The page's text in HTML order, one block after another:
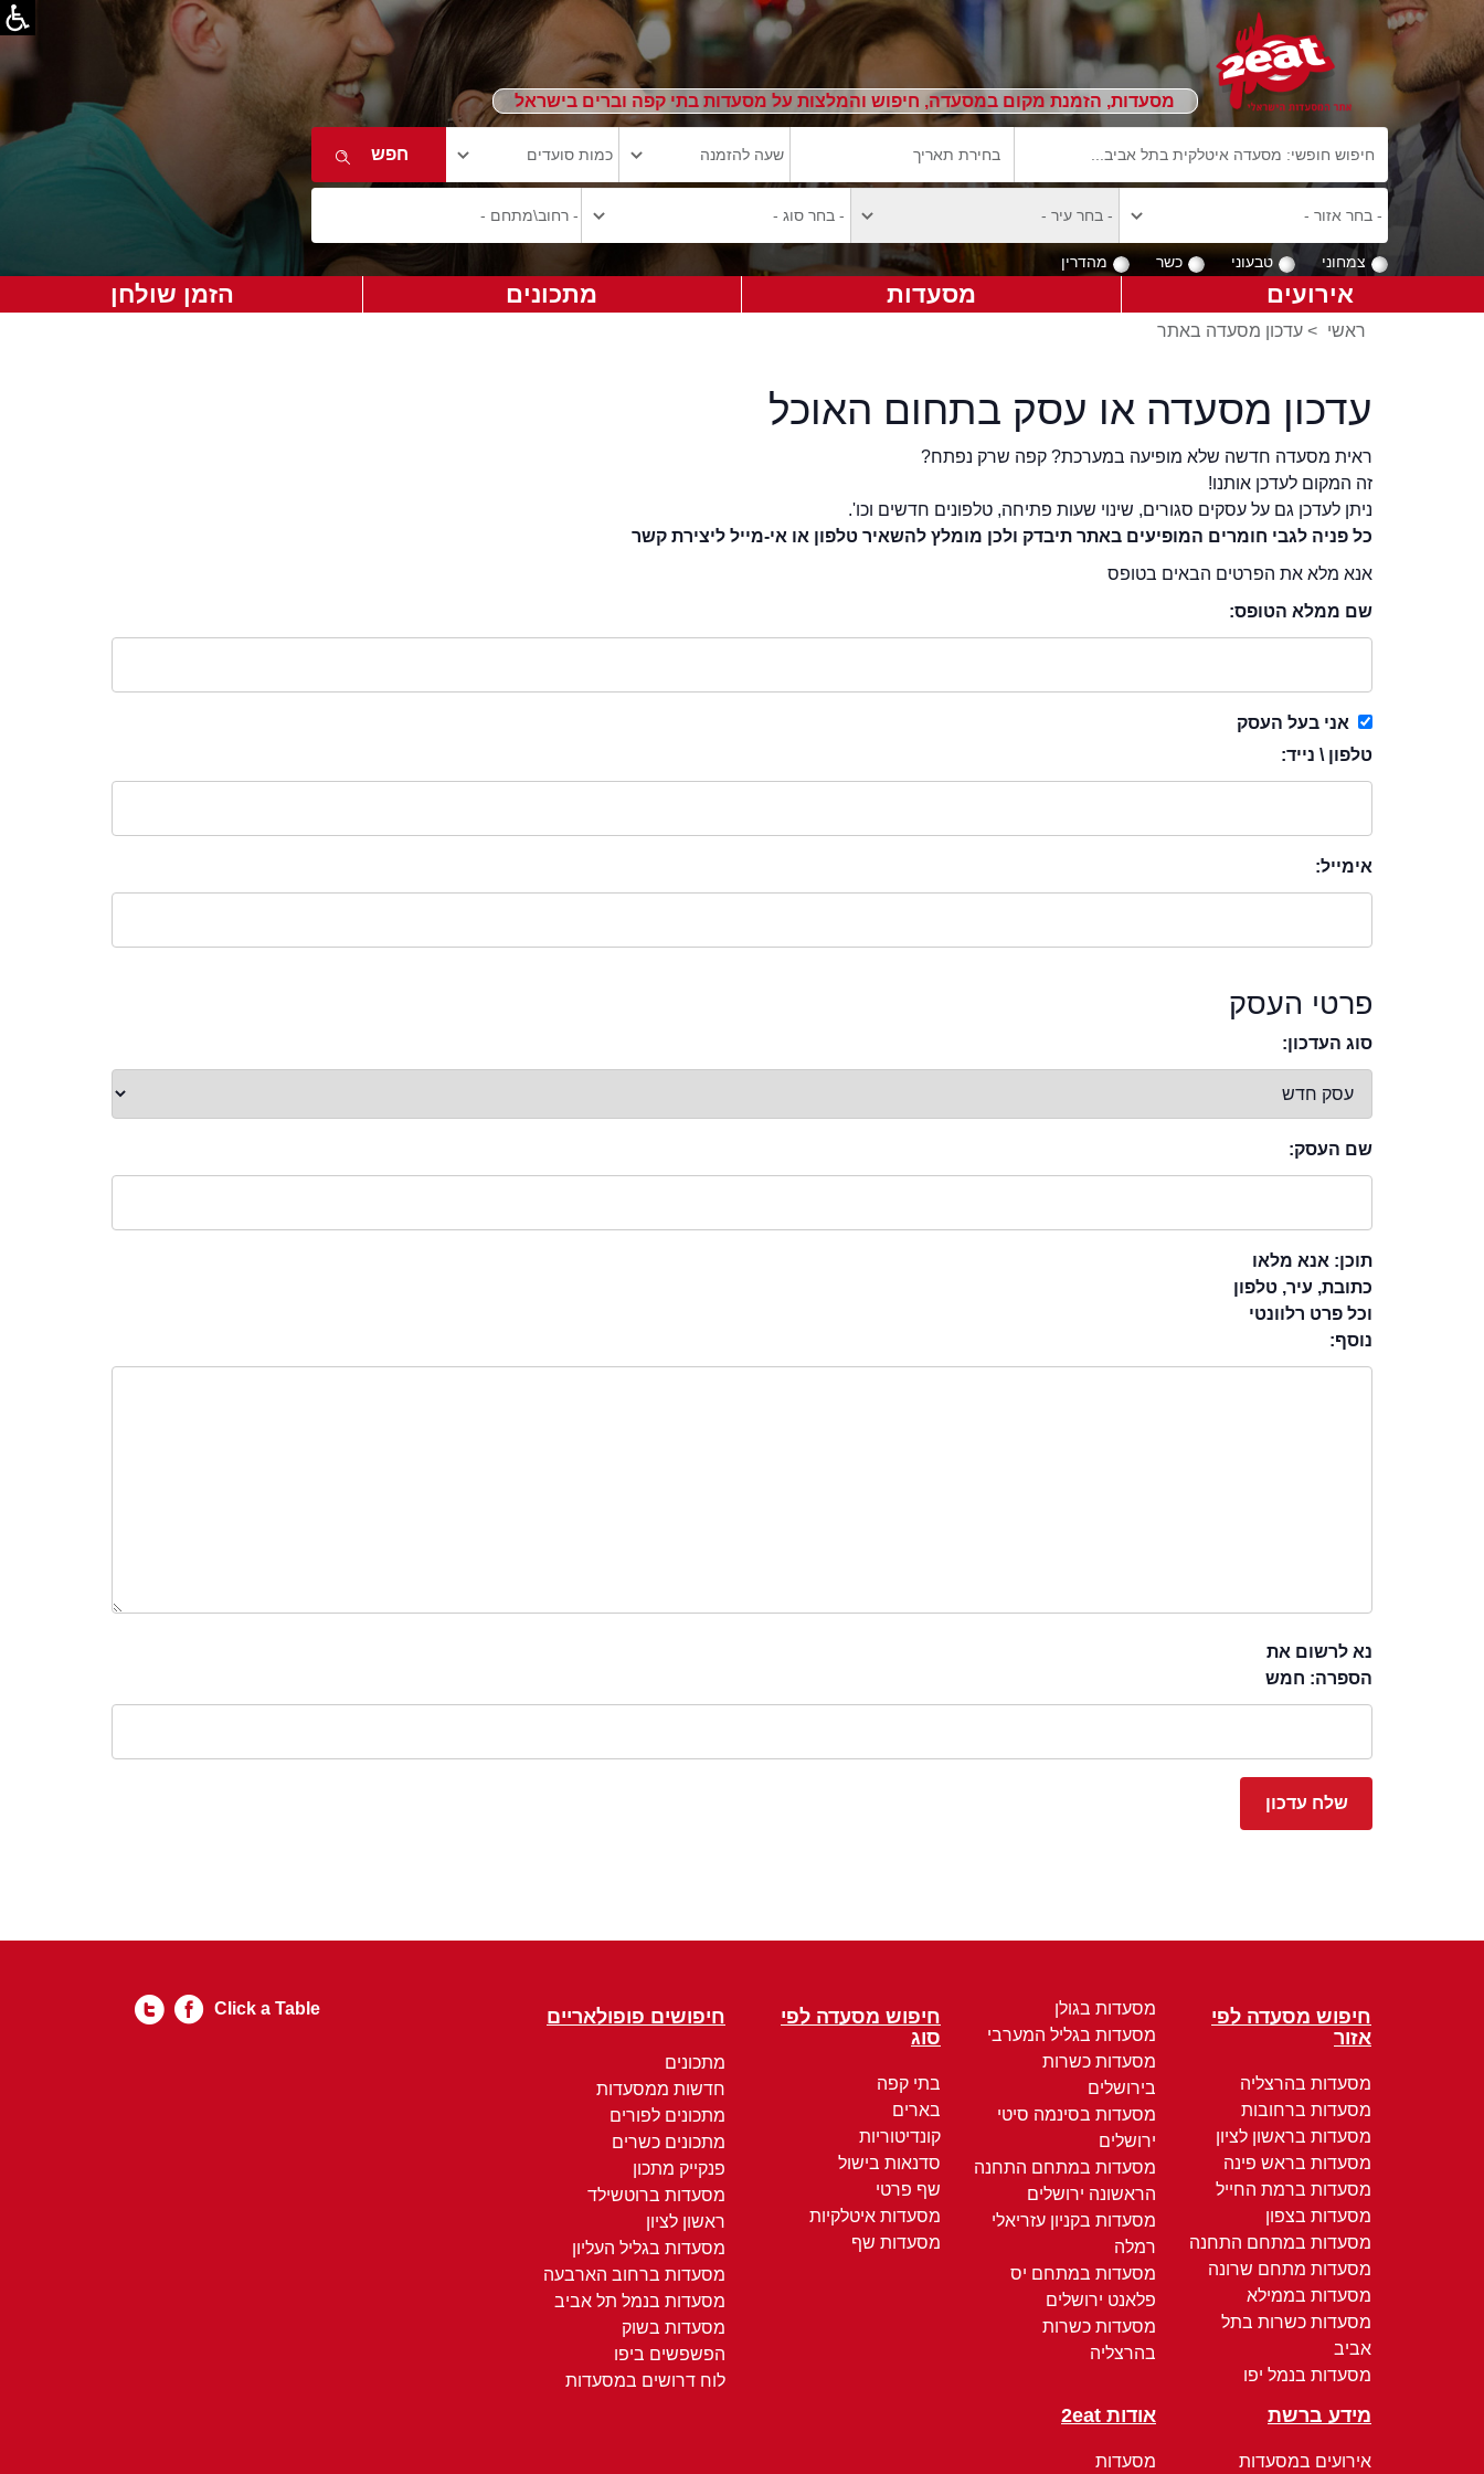
מסעדות, הזמנת מקום במסעדה, חיפוש והמלצות על מסעדות בתי קפה וברים בישראל
צמחוני טבעוני כשר מהדרין
אירועים מסעדות מתכונים הזמן שולחן
ראשי > עדכון מסעדה באתר
עדכון מסעדה או עסק בתחום האוכל
ראית מסעדה חדשה שלא מופיעה במערכת? קפה שרק נפתח?
זה המקום לעדכן אותנו!
ניתן לעדכן גם על עסקים סגורים, שינוי שעות פתיחה, טלפונים חדשים וכו'.
כל פניה לגבי חומרים המופיעים באתר תיבדק ולכן מומלץ להשאיר טלפון או אי-מייל ליצירת קשר
אנא מלא את הפרטים הבאים בטופס
שם ממלא הטופס:
אני בעל העסק
טלפון \ נייד:
אימייל:
פרטי העסק
סוג העדכון:
שם העסק:
תוכן: אנא מלאו
כתובת, עיר, טלפון
וכל פרט רלוונטי
נוסף:
נא לרשום את
הספרה: חמש
חיפוש מסעדה לפי
אזור
מסעדות בהרצליה
מסעדות ברחובות
מסעדות בראשון לציון
מסעדות בראש פינה
מסעדות ברמת החייל
מסעדות בצפון
מסעדות במתחם התחנה
מסעדות מתחם שרונה
מסעדות בממילא
מסעדות כשרות בתל
אביב
מסעדות בנמל יפו
מסעדות בגולן
מסעדות בגליל המערבי
מסעדות כשרות
בירושלים
מסעדות בסינמה סיטי
ירושלים
מסעדות במתחם התחנה
הראשונה ירושלים
מסעדות בקניון עזריאלי
רמלה
מסעדות במתחם יס
פלאנט ירושלים
מסעדות כשרות
בהרצליה
חיפוש מסעדה לפי
סוג
בתי קפה
בארים
קונדיטוריות
סדנאות בישול
שף פרטי
מסעדות איטלקיות
מסעדות שף
חיפושים פופולאריים
מתכונים
חדשות ממסעדות
מתכונים לפורים
מתכונים כשרים
פנקייק מתכון
מסעדות ברוטשילד
ראשון לציון
מסעדות בגליל העליון
מסעדות ברחוב הארבעה
מסעדות בנמל תל אביב
מסעדות בשוק
הפשפשים ביפו
לוח דרושים במסעדות
מידע ברשת
אירועים במסעדות
אודות 2eat
מסעדות
Click a Table